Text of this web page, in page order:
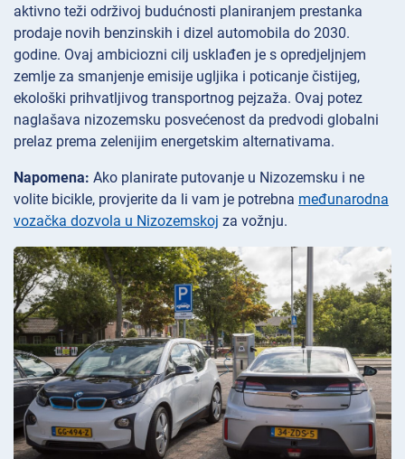
aktivno teži održivoj budućnosti planiranjem prestanka
prodaje novih benzinskih i dizel automobila do 2030.
godine. Ovaj ambiciozni cilj usklađen je s opredjeljnjem
zemlje za smanjenje emisije ugljika i poticanje čistijeg,
ekološki prihvatljivog transportnog pejzaža. Ovaj potez
naglašava nizozemsku posvećenost da predvodi globalni
prelaz prema zelenijim energetskim alternativama.
Napomena: Ako planirate putovanje u Nizozemsku i ne
volite bicikle, provjerite da li vam je potrebna međunarodna
vozačka dozvola u Nizozemskoj za vožnju.